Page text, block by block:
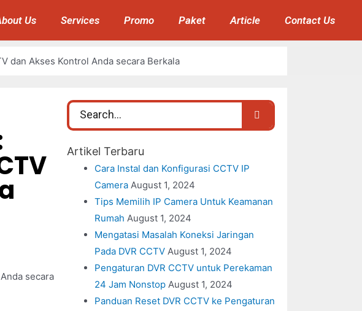
Us Services Promo Paket Article Contact Us
dan Akses Kontrol Anda secara Berkala
Artikel Terbaru
Cara Instal dan Konfigurasi CCTV IP
Camera August 1, 2024
Tips Memilih IP Camera Untuk Keamanan
Rumah August 1, 2024
Mengatasi Masalah Koneksi Jaringan
Pada DVR CCTV August 1, 2024
Pengaturan DVR CCTV untuk Perekaman
24 Jam Nonstop August 1, 2024
Panduan Reset DVR CCTV ke Pengaturan